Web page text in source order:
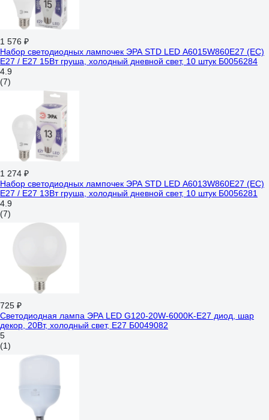
1 576 ₽
Набор светодиодных лампочек ЭРА STD LED A6015W860E27 (EC)
Е27 / E27 15Вт груша, холодный дневной свет, 10 штук Б0056284
4.9
(7)
1 274 ₽
Набор светодиодных лампочек ЭРА STD LED A6013W860E27 (EC)
Е27 / E27 13Вт груша, холодный дневной свет, 10 штук Б0056281
4.9
(7)
725 ₽
Светодиодная лампа ЭРА LED G120-20W-6000K-E27 диод, шар
декор, 20Вт, холодный свет, E27 Б0049082
5
(1)